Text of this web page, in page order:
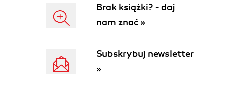
Brak książki? - daj
nam znać »
Subskrybuj newsletter
»